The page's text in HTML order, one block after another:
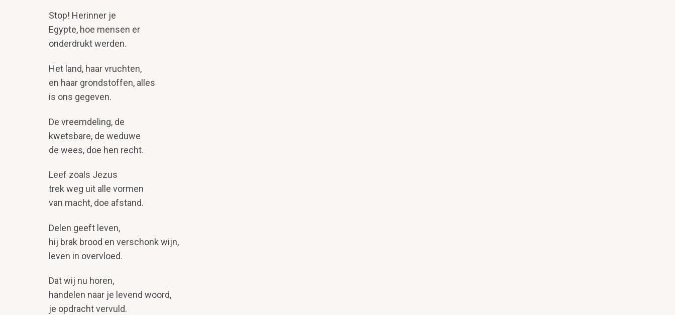
Stop! Herinner je
Egypte, hoe mensen er
onderdrukt werden.
Het land, haar vruchten,
en haar grondstoffen, alles
is ons gegeven.
De vreemdeling, de
kwetsbare, de weduwe
de wees, doe hen recht.
Leef zoals Jezus
trek weg uit alle vormen
van macht, doe afstand.
Delen geeft leven,
hij brak brood en verschonk wijn,
leven in overvloed.
Dat wij nu horen,
handelen naar je levend woord,
je opdracht vervuld.